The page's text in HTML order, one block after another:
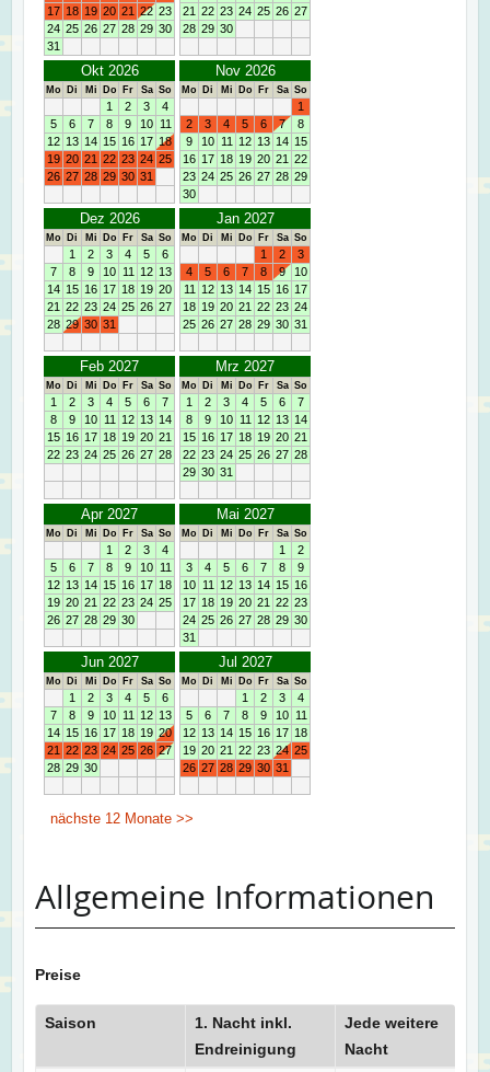
Allgemeine Informationen
Preise
Saison
1. Nacht inkl.
Endreinigung
Jede weitere
Nacht